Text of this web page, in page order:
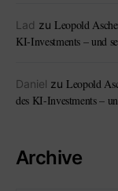
Lad zu Leopold
KI-Investments – und
Daniel zu Leopold
des KI-Investments –
Archive